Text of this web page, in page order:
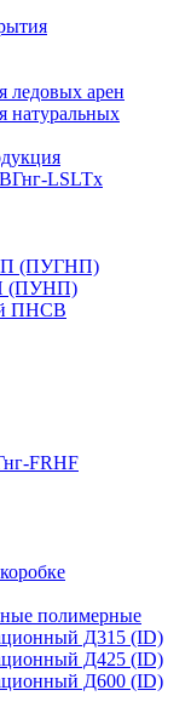
ледовых арен
натуральных
LSLTx
(ПУГНП)
(ПУНП)
ПНСВ
FRHF
полимерные
Д315 (ID)
Д425 (ID)
Д600 (ID)